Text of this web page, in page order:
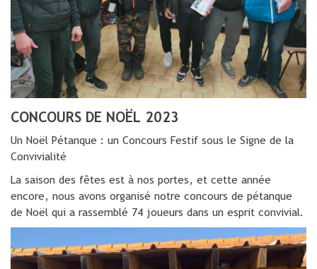
CONCOURS DE NOËL 2023
Un Noël Pétanque : un Concours Festif sous le Signe de la
Convivialité
La saison des fêtes est à nos portes, et cette année
encore, nous avons organisé notre concours de pétanque
de Noël qui a rassemblé 74 joueurs dans un esprit convivial.